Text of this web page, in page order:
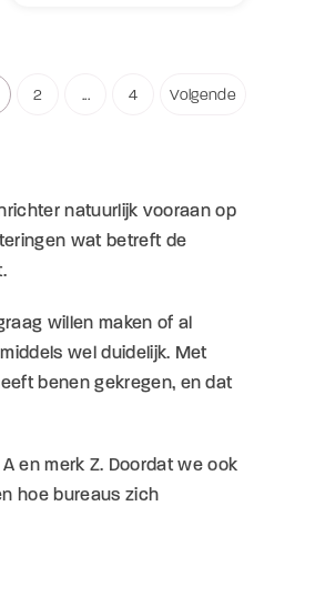
2 ... 4 Volgende
natuurlijk vooraan op
wat betreft de
willen maken of al
wel duidelijk. Met
benen gekregen, en dat
en merk Z. Doordat we ook
hoe bureaus zich